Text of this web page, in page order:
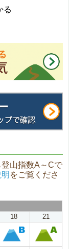
る
山指数A～Cで
をご覧くださ
18 21